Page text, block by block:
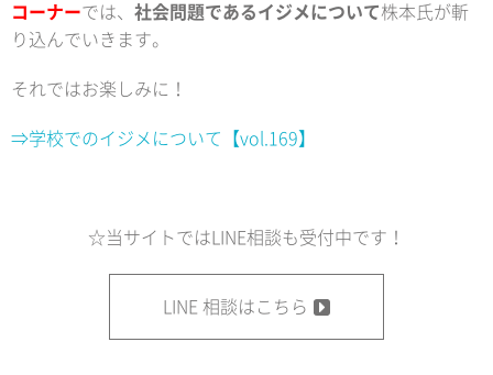
コーナーでは、 社会問題であるイジメについて株本氏が斬
り込んでいきます。
それではお楽しみに！
⇒学校でのイジメについて【vol.169】
☆当サイトではLINE相談も受付中です！
LINE 相談はこちら